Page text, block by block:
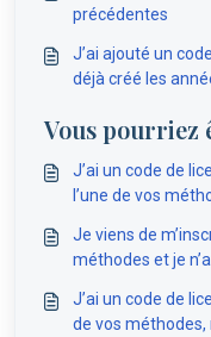
précédentes
J’ai ajouté un
déjà créé les
Vous pourriez
J’ai un code de
l’une de vos
site… veuillez
Je viens de
méthodes et je
J’ai un code de
de vos méthodes,